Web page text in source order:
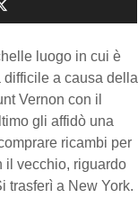
luogo in cui è
difficile a causa della
Vernon con il
gli affidò una
ricambi per
il vecchio, riguardo
trasferì a New York.